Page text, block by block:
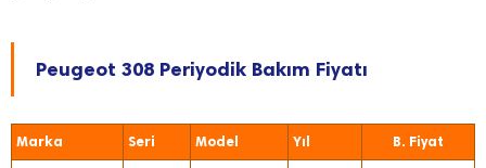
Peugeot 308 Periyodik Bakım Fiyatı
Marka Seri Model Yıl